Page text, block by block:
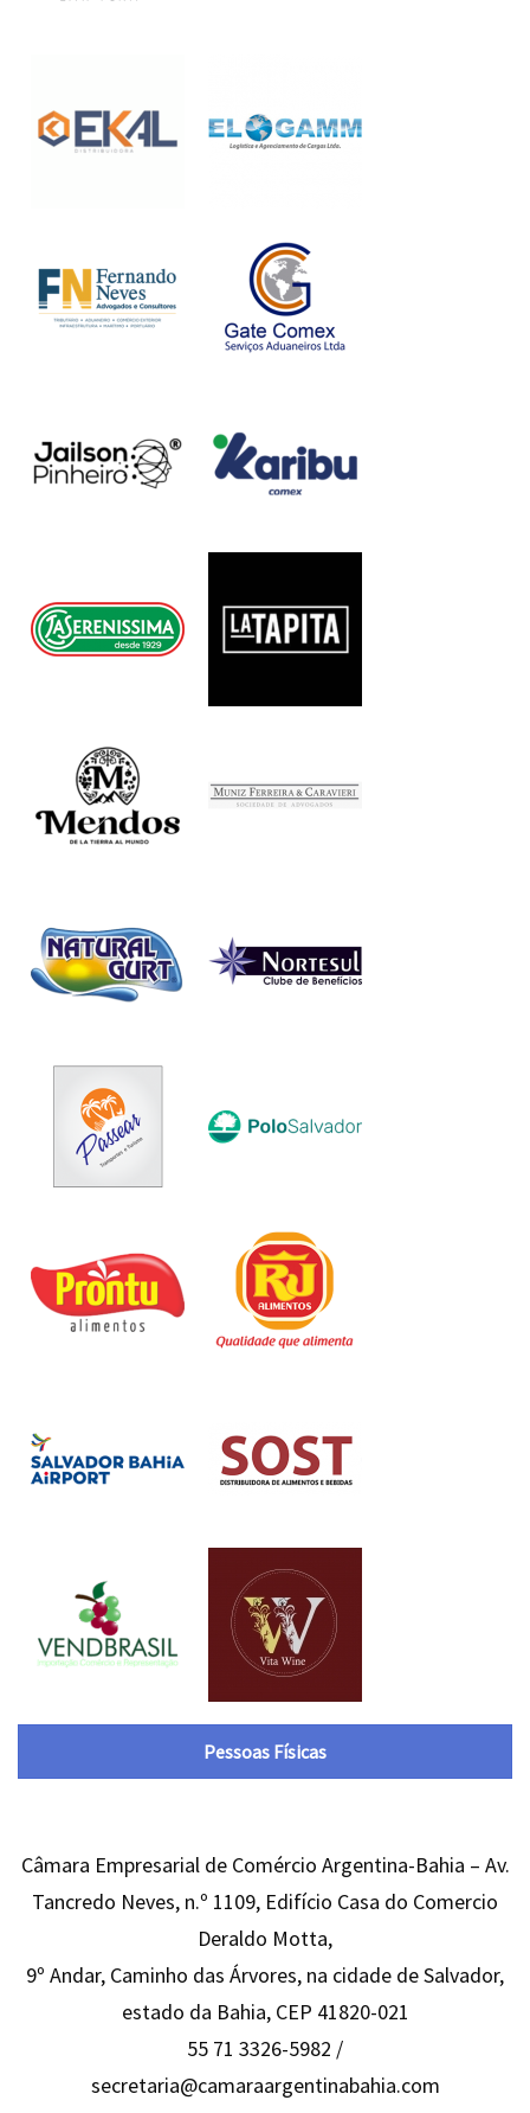
Pessoas Físicas
Câmara Empresarial de Comércio Argentina-Bahia – Av.
Tancredo Neves, n.º 1109, Edifício Casa do Comercio
Deraldo Motta,
9º Andar, Caminho das Árvores, na cidade de Salvador,
estado da Bahia, CEP 41820-021
55 71 3326-5982 /
secretaria@camaraargentinabahia.com